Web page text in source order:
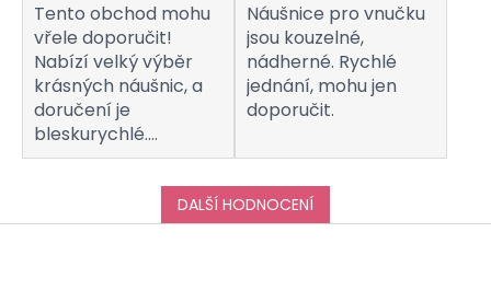
Tento obchod mohu
vřele doporučit!
Nabízí velký výběr
krásných náušnic, a
doručení je
bleskurychlé.
Komunikaci s
obchodem hodnotím
taktéž na jedničku!
Děkuji za vše, a určitě
Náušnice pro vnučku
jsou kouzelné,
nádherné. Rychlé
jednání, mohu jen
doporučit.
DALŠÍ HODNOCENÍ
Z